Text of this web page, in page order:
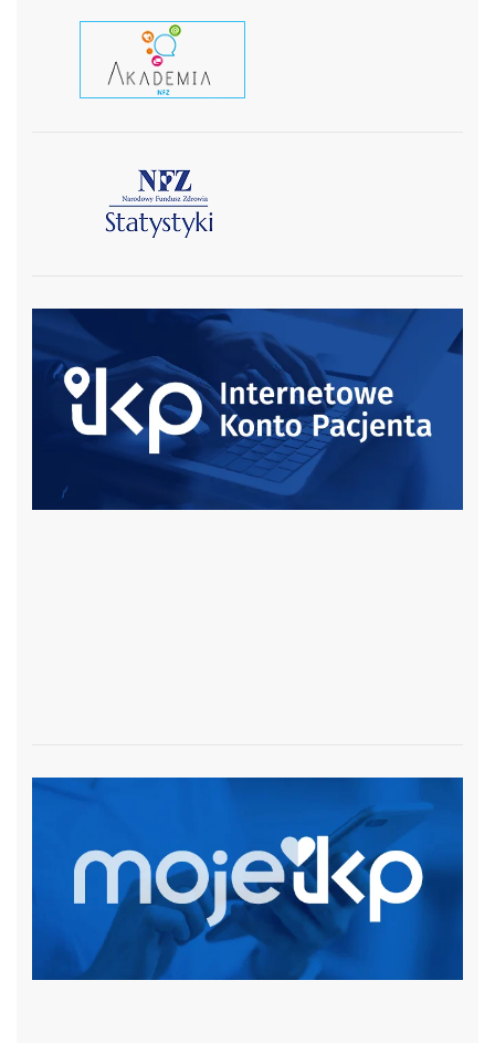
czytaj więcej
czytaj więcej
czytaj więcej